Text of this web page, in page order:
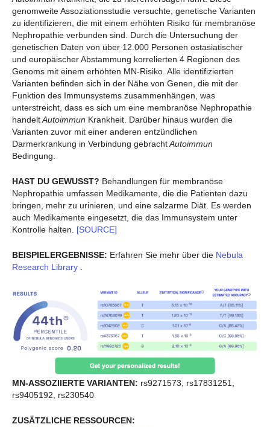
genomweite Assoziationsstudie versuchte, genetische Varianten
zu identifizieren, die mit einem erhöhten Risiko für membranöse
Nephropathie verbunden sind. Durch die Untersuchung der
genetischen Daten von über 12.000 Personen ostasiatischer
und europäischer Abstammung korrelierten 4 Regionen des
Genoms mit einem erhöhten MN-Risiko. Alle identifizierten
Varianten befinden sich in der Nähe von Genen, die mit der
Funktion des Immunsystems zusammenhängen, was
unterstreicht, dass es sich um eine membranöse Nephropathie
handeltAutoimmun Krankheit. Darüber hinaus wurden die
Varianten zuvor mit einer anderen entzündlichen
Darmerkrankung in Verbindung gebrachtAutoimmun
Bedingung.
HAST DU GEWUSST? Behandlungen für membranöse
Nephropathie umfassen Medikamente, die die Patienten dazu
bringen, mehr zu urinieren, und eine salzarme Diät. Es werden
auch Medikamente eingesetzt, die das Immunsystem unter
Kontrolle halten. [SOURCE]
BEISPIELERGEBNISSE: Erfahren Sie mehr über die Nebula
Research Library .
MN-ASSOZIIERTE VARIANTEN: rs9271573, rs17831251,
rs9405192, rs230540
ZUSÄTZLICHE RESSOURCEN: